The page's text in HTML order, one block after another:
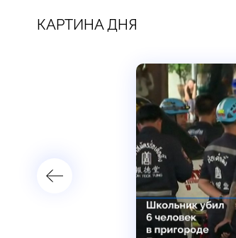
КАРТИНА ДНЯ